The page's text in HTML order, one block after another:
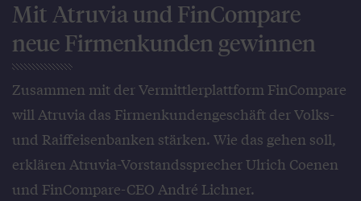
Mit Atruvia und FinCompare
neue Firmenkunden gewinnen
Zusammen mit der Vermittlerplattform FinCompare
will Atruvia das Firmenkundengeschäft der Volks-
und Raiffeisenbanken stärken. Wie das gehen soll,
erklären Atruvia-Vorstandssprecher Ulrich Coenen
und FinCompare-CEO André Lichner.